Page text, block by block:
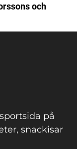
och
på
snackisar